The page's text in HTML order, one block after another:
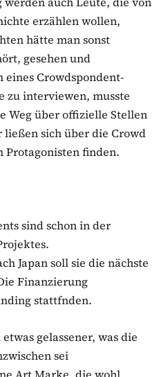
erzählen wollen,
hätte man sonst
gesehen und
eines Crowdspondent-
zu interviewen, musste
Weg über offizielle Stellen
sich über die Crowd
Protagonisten finden.
sind schon in der
Japan soll sie die nächste
Finanzierung
stattfnden.
gelassener, was die
sei